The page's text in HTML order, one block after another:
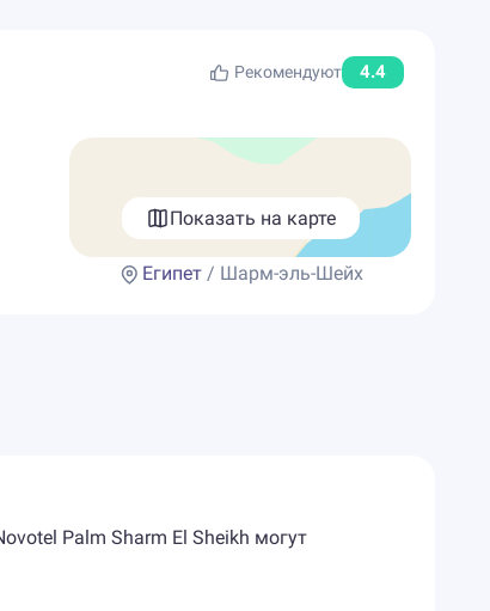
Рекомендуют 4.4
Показать на карте
Египет / Шарм-эль-Шейх
Palm Sharm El Sheikh могут